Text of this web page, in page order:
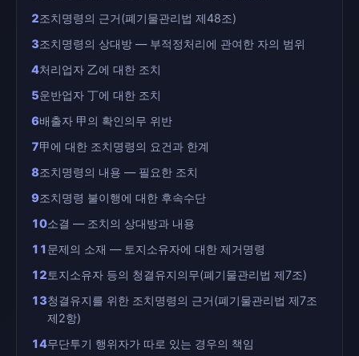
2조치명령의 근거(폐기물관리법 제48조)
3조치명령의 상대방 — 부적정처리에 관여한 자의 범위
4처리업자 乙에 대한 조치
5운반업자 丁에 대한 조치
6배출자 甲의 확인의무 위반
7甲에 대한 조치명령의 요건과 한계
8조치명령의 내용 — 필요한 조치
9조치명령 불이행에 대한 후속수단
10소결 — 조치의 상대방과 내용
11문제의 소재 — 토지소유자에 대한 제거명령
12토지소유자 등의 청결유지의무(폐기물관리법 제7조)
13청결유지를 위한 조치명령의 근거(폐기물관리법 제7조
제2항)
14무단투기 행위자가 따로 있는 경우의 책임